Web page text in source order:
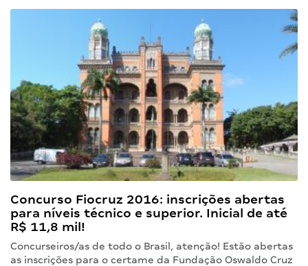
Concurso Fiocruz 2016: inscrições abertas
para níveis técnico e superior. Inicial de até
R$ 11,8 mil!
Concurseiros/as de todo o Brasil, atenção! Estão abertas
as inscrições para o certame da Fundação Oswaldo Cruz